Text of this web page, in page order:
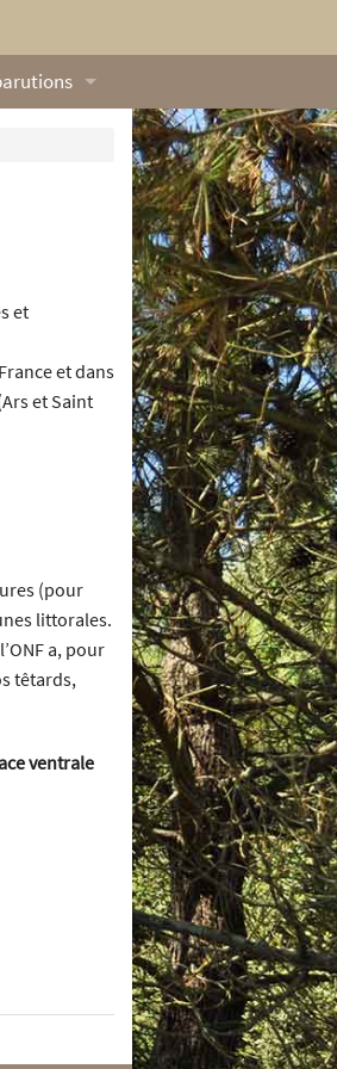
des dunes
naturalistes de Ré Nature
et
et dans
et Saint
(pour
littorales.
a, pour
têtards,
ventrale